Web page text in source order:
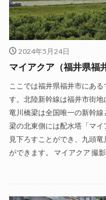
2024年5月24日
マイアクア（福井県福
ここでは福井県福井市にあ
す。北陸新幹線は福井市街
竜川橋梁は全国唯一の新幹
梁の北東側には配水塔「マ
見下ろすことができ、九頭
ができます。 マイアクア 撮